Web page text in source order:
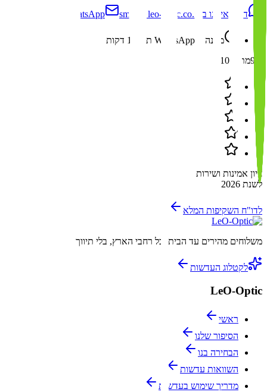
דברו איתנו ב-WhatsApp smile@leo-optic.co.il
מענה ב-WhatsApp תוך 15 דקות
9.9מתוך 10
ציון אמינות ושירות
לשנת 2026
לדו"ח השקיפות המלא
משלוחים מהירים עד הבית לכל רחבי הארץ, בלי תיווך
לקטלוג העדשות
LeO-Optic
ראשי
הסיפור שלנו
הבחירה בנו
השוואות עדשות
מדריך שימוש בעדשות